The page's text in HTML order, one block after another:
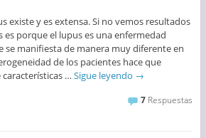
existe y es extensa. Si no vemos resultados
porque el lupus es una enfermedad
se manifiesta de manera muy diferente en
de los pacientes hace que
… Sigue leyendo →
7 Respuestas